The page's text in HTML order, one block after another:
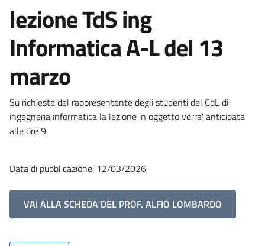
lezione TdS ing
Informatica A-L del 13
marzo
Su richiesta del rappresentante degli studenti del CdL di
ingegneria informatica la lezione in oggetto verra' anticipata
alle ore 9
Data di pubblicazione: 12/03/2026
VAI ALLA SCHEDA DEL PROF. ALFIO LOMBARDO